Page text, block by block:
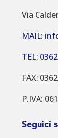
Via
MAIL:
TEL:
FAX:
P.IVA:
Seguici